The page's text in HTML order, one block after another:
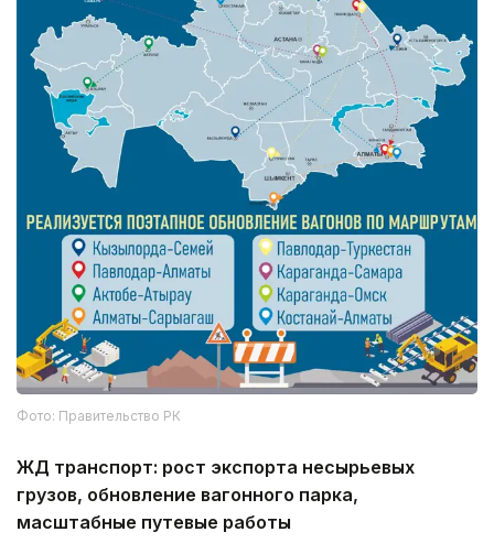
Фото: Правительство РК
ЖД транспорт: рост экспорта несырьевых
грузов, обновление вагонного парка,
масштабные путевые работы